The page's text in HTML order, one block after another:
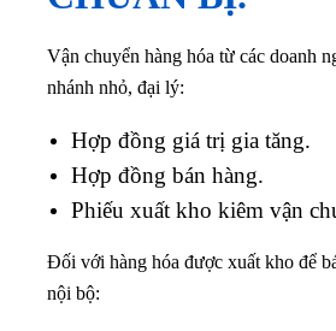
Vận chuyển hàng hóa từ các doanh
nhánh nhỏ, đại lý:
Hợp đồng giá trị gia tăng.
Hợp đồng bán hàng.
Phiếu xuất kho kiêm vận
Đối với hàng hóa được xuất kho để
nội bộ: